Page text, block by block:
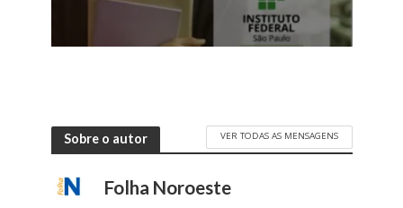
Sobre o autor VER TODAS AS MENSAGENS
Folha Noroeste